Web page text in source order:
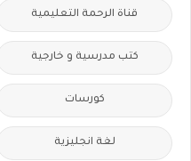
قناة الرحمة التعليمية
كتب مدرسية و خارجية
كورسات
لغة انجليزية